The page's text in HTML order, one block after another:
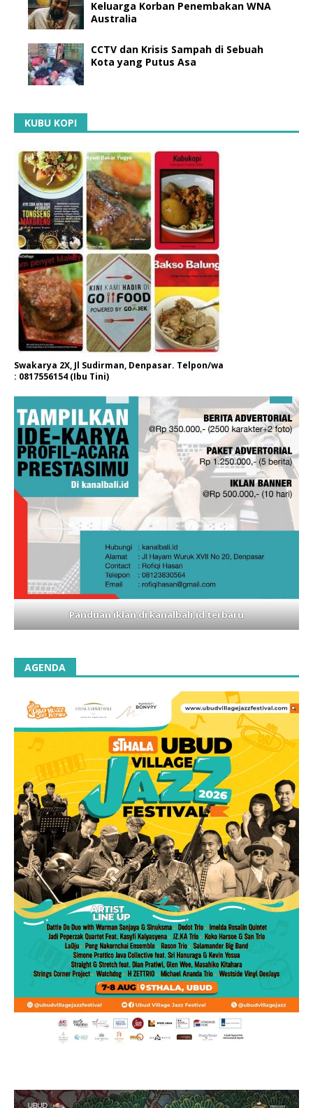
Keluarga Korban Penembakan WNA
Australia
CCTV dan Krisis Sampah di Sebuah
Kota yang Putus Asa
KUBU KOPI
Swakarya 2X, Jl Sudirman, Denpasar. Telpon/wa
: 0817556154 (Ibu Tini)
Panduan iklan di kanalbali,id terbaru
AGENDA